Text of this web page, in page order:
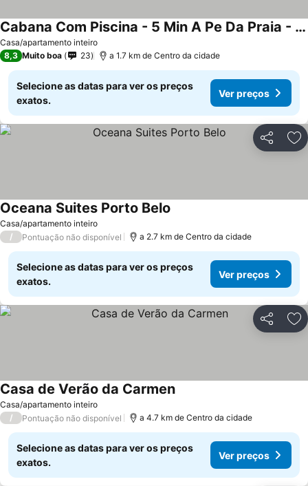
Casa/apartamento inteiro
Cabana Com Piscina - 5 Min A Pe Da Praia - 04 - Porto Belo
8,3 Muito boa 23 a 1.7 km de Centro da cidade
Selecione as datas para ver os preços
exatos.
Ver preços
Partilhar
Casa/apartamento inteiro
Oceana Suites Porto Belo
/ Pontuação não disponível a 2.7 km de Centro da cidade
Selecione as datas para ver os preços
exatos.
Ver preços
Partilhar
Casa/apartamento inteiro
Casa de Verão da Carmen
/ Pontuação não disponível a 4.7 km de Centro da cidade
Selecione as datas para ver os preços
exatos.
Ver preços